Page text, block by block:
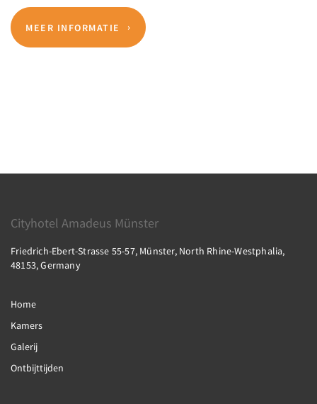
MEER INFORMATIE
Cityhotel Amadeus Münster
Friedrich-Ebert-Strasse 55-57, Münster, North Rhine-Westphalia,
48153, Germany
Home
Kamers
Galerij
Ontbijttijden